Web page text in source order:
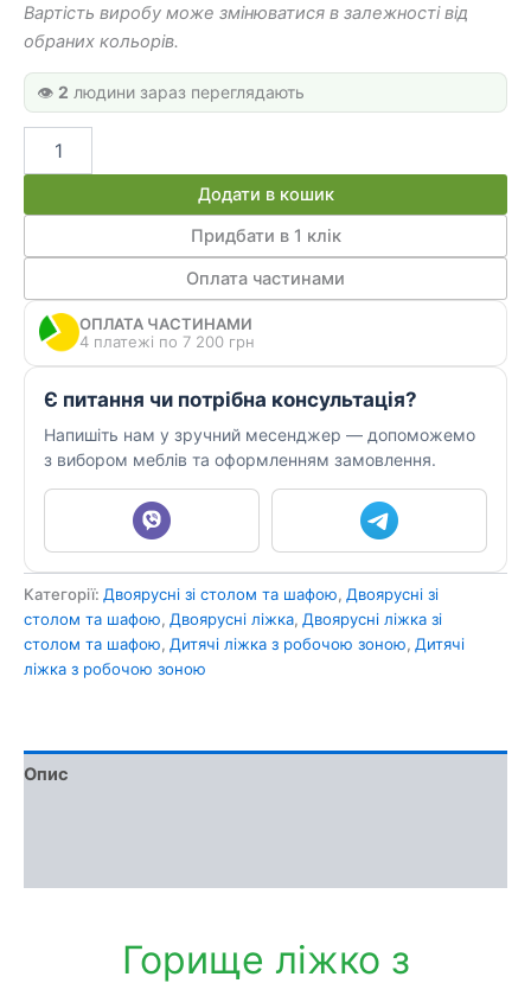
Вартість виробу може змінюватися в залежності від
обраних кольорів.
👁️ 2 людини зараз переглядають
ліжко
робочою
та
ДЮЛ
90
кількість
Додати в кошик
Придбати в 1 клік
Оплата частинами
ОПЛАТА ЧАСТИНАМИ
4 платежі по 7 200 грн
Є питання чи потрібна консультація?
Напишіть нам у зручний месенджер — допоможемо
з вибором меблів та оформленням замовлення.
Категорії: Двоярусні зі столом та шафою, Двоярусні зі
столом та шафою, Двоярусні ліжка, Двоярусні ліжка зі
столом та шафою, Дитячі ліжка з робочою зоною, Дитячі
ліжка з робочою зоною
Опис
Горище ліжко з